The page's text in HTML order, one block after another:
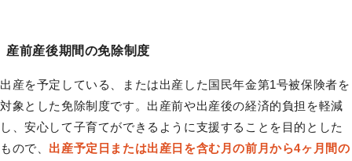
産前産後期間の免除制度
出産を予定している、または出産した国民年金第1号被保険者を
対象とした免除制度です。出産前や出産後の経済的負担を軽減
し、安心して子育てができるように支援することを目的とした
もので、 出産予定日または出産日を含む月の前月から4ヶ月間の